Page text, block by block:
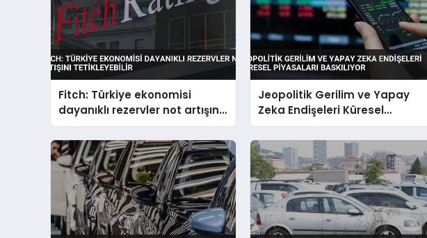
Fitch: Türkiye ekonomisi
dayanıklı rezervler not artışını
tetikleyebilir
Jeopolitik Gerilim ve Yapay
Zeka Endişeleri Küresel
Piyasaları Baskılıyor